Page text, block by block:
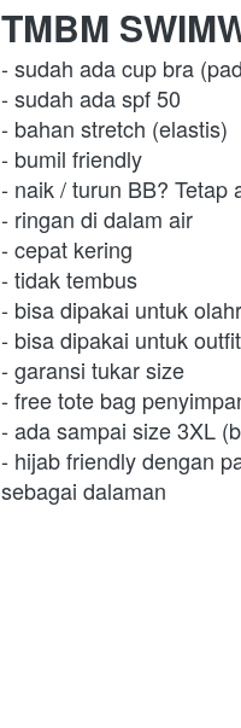
TMBM
- sudah ada cup bra
- sudah ada spf 50
- bahan stretch (elastis)
- bumil friendly
- naik / turun BB? Tetap
- ringan di dalam air
- cepat kering
- tidak tembus
- bisa dipakai untuk
- bisa dipakai untuk
- garansi tukar size
- free tote bag
- ada sampai size 3XL
- hijab friendly dengan
sebagai dalaman